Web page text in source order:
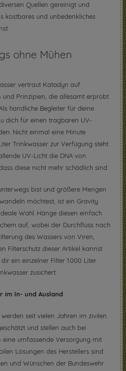
Quellen gereinigt und
kostbares und unbedenkliches
ohne Mühen
vertraut Katadyn auf
und Prinzipien, die allesamt erprobt
handliche Begleiter für deine
dich für einen tragbaren UV-
Nicht einmal eine Minute
Trinkwasser zur Verfügung steht.
UV-Licht die DNA von
diese nicht mehr schädlich sind.
bist und größere Mengen
möchtest, ist ein Gravity
Wahl. Hänge diesen einfach
auf, wobei der Durchfluss nach
des Wassers von Viren,
Filterschutz dieser Artikel kannst
ein einzelner Filter 1.000 Liter
zusichert.
im In- und Ausland
seit vielen Jahren im zivilen
und stellen auch bei
eine umfassende Versorgung mit
Lösungen des Herstellers sind
und Wünschen der Bundeswehr